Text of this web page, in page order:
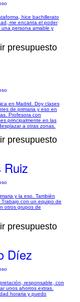
hice bachillerato
me encanta el poder
persona amable y
presupuesto
en Madrid. Doy clases
de primaria y eso en
Profesora con
principalmente en las
a otras zonas.
presupuesto
Ruiz
y la eso. También
con un equipo de
otros grupos de
presupuesto
Díez
responsable, con
unos ahorros extras.
horaria y puedo